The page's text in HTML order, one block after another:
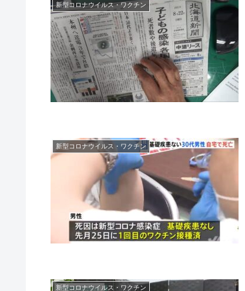
新型コロナウイルス・ワクチン
新型コロナウイルス・ワクチン
新型コロナウイルス・ワクチン